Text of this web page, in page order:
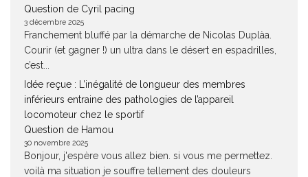
Question de Cyril pacing
3 décembre 2025
Franchement bluffé par la démarche de Nicolas Duplàa.
Courir (et gagner !) un ultra dans le désert en espadrilles,
c’est...
Idée reçue : L’inégalité de longueur des membres
inférieurs entraine des pathologies de l’appareil
locomoteur chez le sportif
Question de Hamou
30 novembre 2025
Bonjour, j'espère vous allez bien. si vous me permettez.
voilà ma situation je souffre tellement des douleurs